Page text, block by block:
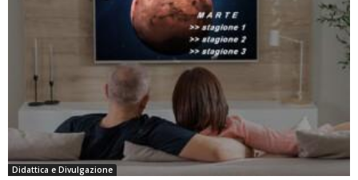
Didattica e Divulgazione